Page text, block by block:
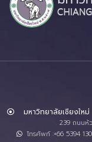
มหาวิทยาลัยเชียงใหม่
239 ถนนห้
โทรศัพท์ :+66 5394